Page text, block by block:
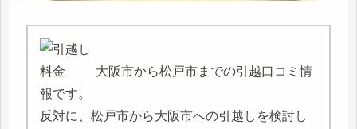
大阪市から松戸市までの引越口コミ情
報です。
反対に、松戸市から大阪市への引越しを検討し